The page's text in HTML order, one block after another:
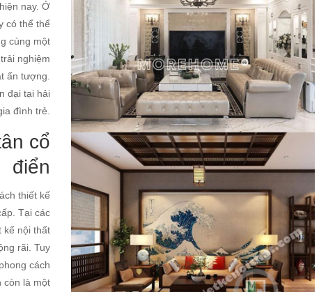
nay. Ở
có thể thể
cùng một
nghiệm
ấn tượng.
đại tại hải
đình trẻ.
cổ
điển
thiết kế
Tại các
kế nội thất
rãi. Tuy
cách
còn là một